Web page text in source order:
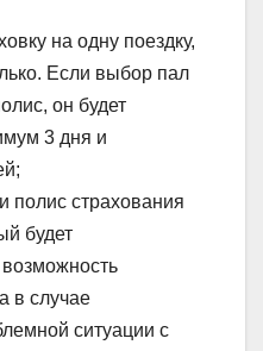
на одну поездку,
Если выбор пал
он будет
3 дня и
полис страхования
будет
в случае
ситуации с